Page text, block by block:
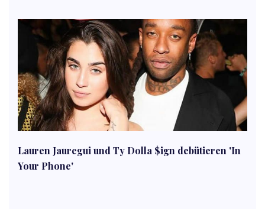
Lauren Jauregui und Ty Dolla $ign debütieren 'In
Your Phone'